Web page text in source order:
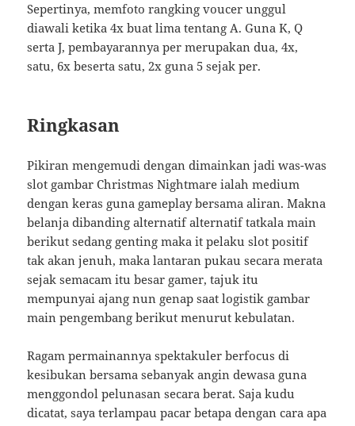
Sepertinya, memfoto rangking voucer unggul
diawali ketika 4x buat lima tentang A. Guna K, Q
serta J, pembayarannya per merupakan dua, 4x,
satu, 6x beserta satu, 2x guna 5 sejak per.
Ringkasan
Pikiran mengemudi dengan dimainkan jadi was-was
slot gambar Christmas Nightmare ialah medium
dengan keras guna gameplay bersama aliran. Makna
belanja dibanding alternatif alternatif tatkala main
berikut sedang genting maka it pelaku slot positif
tak akan jenuh, maka lantaran pukau secara merata
sejak semacam itu besar gamer, tajuk itu
mempunyai ajang nun genap saat logistik gambar
main pengembang berikut menurut kebulatan.
Ragam permainannya spektakuler berfocus di
kesibukan bersama sebanyak angin dewasa guna
menggondol pelunasan secara berat. Saja kudu
dicatat, saya terlampau pacar betapa dengan cara apa